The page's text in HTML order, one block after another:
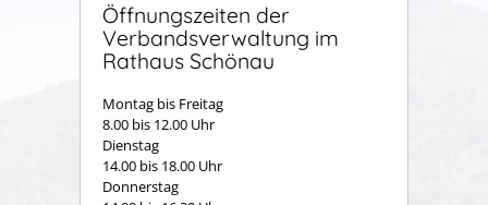
Öffnungszeiten der
Verbandsverwaltung im
Rathaus Schönau
Montag bis Freitag
8.00 bis 12.00 Uhr
Dienstag
14.00 bis 18.00 Uhr
Donnerstag